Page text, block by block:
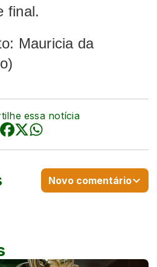
final.
Mauricia da
essa notícia
Novo comentário